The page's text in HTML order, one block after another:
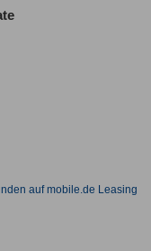
auf mobile.de Leasing